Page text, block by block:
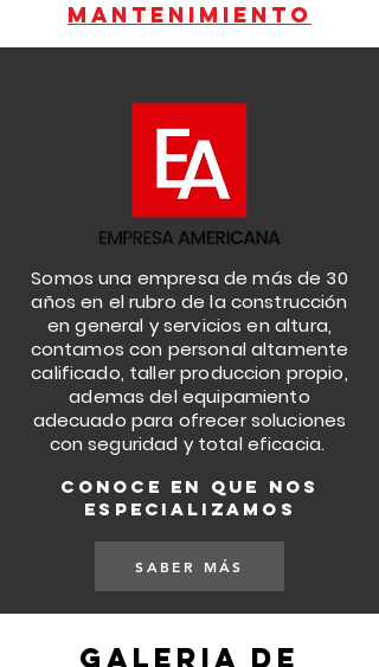
mantenimiento
Somos una empresa de más de 30
años en el rubro de la construcción
en general y servicios en altura,
contamos con personal altamente
calificado, taller produccion propio,
ademas del equipamiento
adecuado para ofrecer soluciones
con seguridad y total eficacia.
conoce en que nos
especializamos
SABER MÁS
GALERIA DE